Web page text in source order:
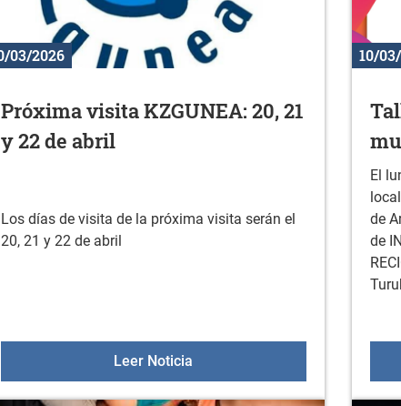
03/2026
Próxima visita KZGUNEA: 20, 21
y 22 de abril
Los días de visita de la próxima visita serán el
20, 21 y 22 de abril
Leer Noticia Próxima visita KZGUNEA: 20,
10/
El
de
de